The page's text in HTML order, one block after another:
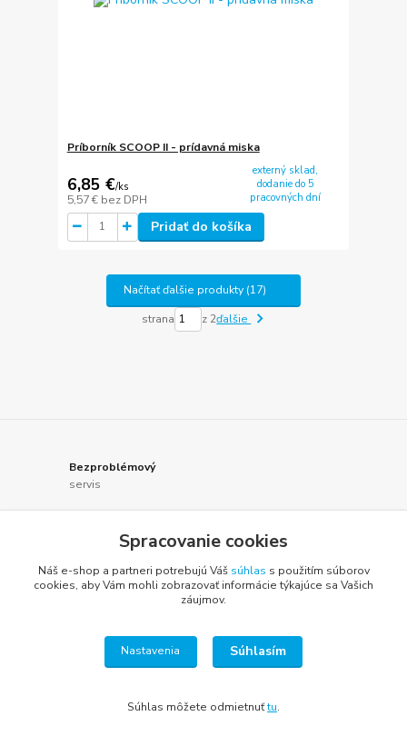
Príborník SCOOP II - prídavná miska
6,85 €/ks
5,57 € bez DPH
externý sklad,
dodanie do 5
pracovných dní
Pridať do košíka
Načítať ďalšie produkty (17)
strana z 2ďalšie
Bezproblémový
servis
ku každému zákazníkovi
Bohaté skúsenosti
Odborné poradenstvo
od profesionálov
Spracovanie cookies
Náš e-shop a partneri potrebujú Váš súhlas s použitím súborov
cookies, aby Vám mohli zobrazovať informácie týkajúce sa Vašich
záujmov.
Nastavenia Súhlasím
Súhlas môžete odmietnuťtu.